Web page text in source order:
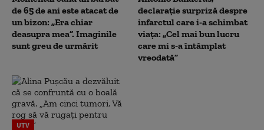
de 65 de ani este atacat de
un bizon: „Era chiar
deasupra mea”. Imaginile
sunt greu de urmărit
declarație surpriză despre
infarctul care i-a schimbat
viața: „Cel mai bun lucru
care mi s-a întâmplat
vreodată”
UTV